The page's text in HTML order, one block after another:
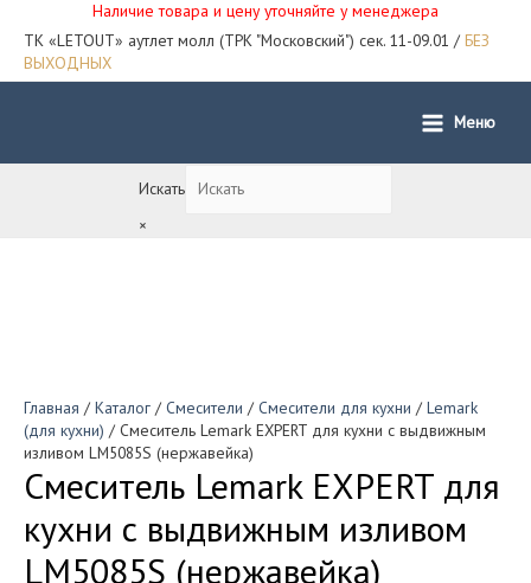
Наличие товара и цену уточняйте у менеджера
ТК «LETOUT» аутлет молл (ТРК "Московский") сек. 11-09.01 / БЕЗ
ВЫХОДНЫХ
Main
Меню
Искать
×
Главная / Каталог / Смесители / Смесители для кухни / Lemark
(для кухни) / Смеситель Lemark EXPERT для кухни с выдвижным
изливом LM5085S (нержавейка)
Смеситель Lemark EXPERT для
кухни с выдвижным изливом
LM5085S (нержавейка)